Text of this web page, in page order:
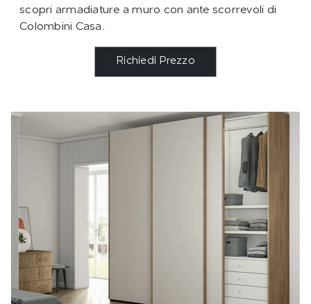
scopri armadiature a muro con ante scorrevoli di
Colombini Casa.
Richiedi Prezzo